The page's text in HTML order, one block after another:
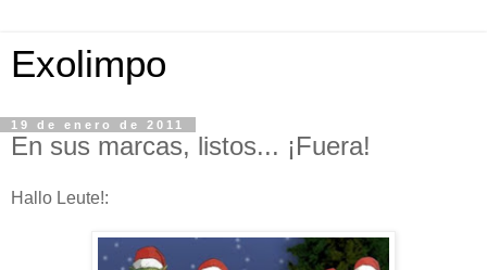
Exolimpo
19 de enero de 2011
En sus marcas, listos... ¡Fuera!
Hallo Leute!: